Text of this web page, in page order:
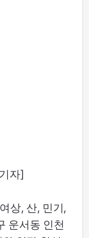
자]
상, 산, 민기,
운서동 인천